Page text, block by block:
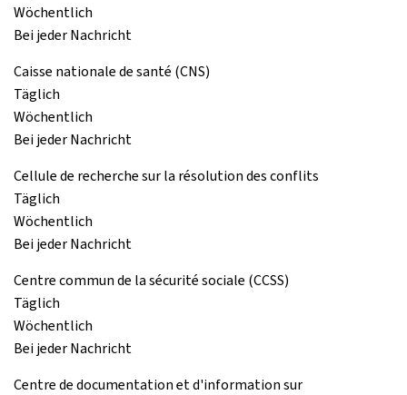
Wöchentlich
Bei jeder Nachricht
Caisse nationale de santé (CNS)
Täglich
Wöchentlich
Bei jeder Nachricht
Cellule de recherche sur la résolution des conflits
Täglich
Wöchentlich
Bei jeder Nachricht
Centre commun de la sécurité sociale (CCSS)
Täglich
Wöchentlich
Bei jeder Nachricht
Centre de documentation et d'information sur